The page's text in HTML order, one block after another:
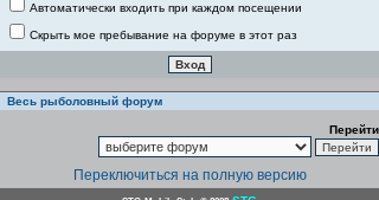
Автоматически входить при каждом посещении
Скрыть мое пребывание на форуме в этот раз
Весь рыболовный форум
Перейти
Переключиться на полную версию